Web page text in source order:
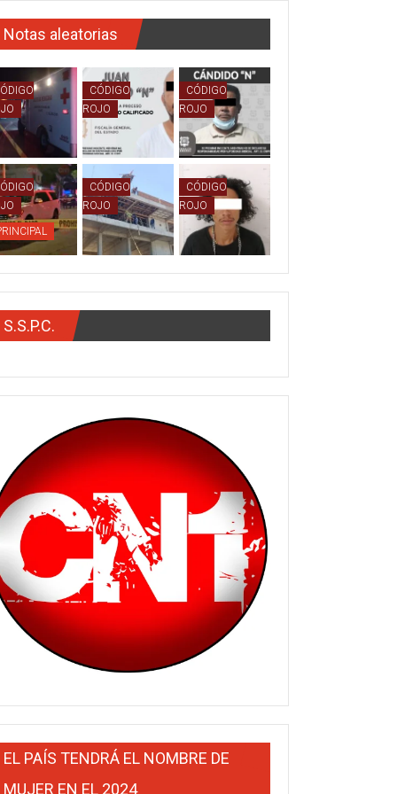
Notas aleatorias
CÓDIGO
ROJO
CÓDIGO
ROJO
CÓDIGO
ROJO
CÓDIGO
ROJO
S.S.P.C.
EL PAÍS TENDRÁ EL NOMBRE DE
MUJER EN EL 2024